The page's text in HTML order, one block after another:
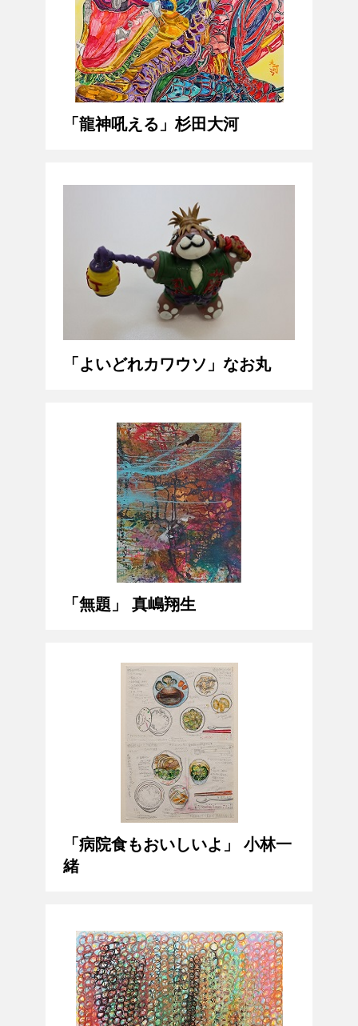
「龍神吼える」杉田大河
「よいどれカワウソ」なお丸
「無題」 真嶋翔生
「病院食もおいしいよ」 小林一
緒